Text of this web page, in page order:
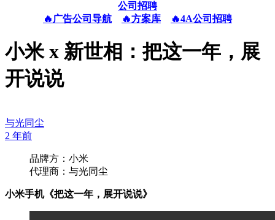
公司招聘
🔥广告公司导航
🔥方案库 🔥4A公司招聘
小米 x 新世相：把这一年，展
开说说
与光同尘
2 年前
品牌方：小米
代理商：与光同尘
小米手机《把这一年，展开说说》